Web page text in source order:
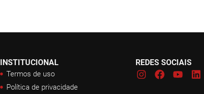
INSTITUCIONAL
Termos de uso
Política de privacidade
REDES SOCIAIS